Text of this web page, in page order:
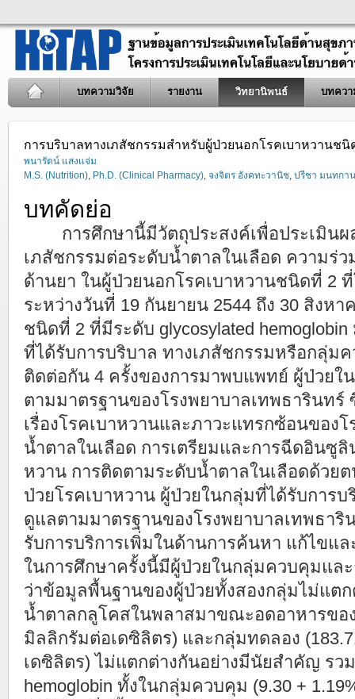
บทความวิจัย รายงาน วิทยานิพนธ์ บทควา
การบริบาลทางเภสัชกรรมสำหรับผู้ป่วยนอกโรคเบาหวานช
พนารัตน์ แสงแจ่ม
M.S. (Nutrition), Ph.D. (Clinical Pharmacy), จงจิตร อังคทะวานิช, ปรีชา มนทกา
บทคัดย่อ
การศึกษานี้มีวัตถุประสงค์เพื่อประเมินผ
เภสัชกรรมต่อระดับน้ำตาลในเลือด ความร่
ด้านยา ในผู้ป่วยนอกโรคเบาหวานชนิดที่ 2
ระหว่างวันที่ 19 กันยายน 2544 ถึง 30 สิงห
ชนิดที่ 2 ที่มีระดับ glycosylated
ที่ได้รับการบริบาล ทางเภสัชกรรมหรือกลุ่ม
ติดต่อกัน 4 ครั้งของการมาพบแพทย์ ผู้ป่วยใ
ตามมาตรฐานของโรงพยาบาลเทพธารินทร์
เรื่องโรคเบาหวานและภาวะแทรกซ้อนของ
น้ำตาลในเลือด การเตรียมและการฉีดอินซู
หวาน การติดตามระดับน้ำตาลในเลือดด้วย
ป่วยโรคเบาหวาน ผู้ป่วยในกลุ่มที่ได้รับการ
ดูแลตามมาตรฐานของโรงพยาบาลเทพธา
รับการบริการเพิ่มในด้านการค้นหา แก้ไขแ
ในการศึกษาครั้งนี้มีผู้ป่วยในกลุ่มควบคุมแล
ว่าข้อมูลพื้นฐานของผู้ป่วยทั้งสองกลุ่มไม่แต
น้ำตาลกลูโคสในพลาสมาขณะอดอาหารขอ
มิลลิกรัมต่อเดซิลิตร) และกลุ่มทดลอง
เดซิลิตร) ไม่แตกต่างกันอย่างมีนัยสำคัญ รว
hemoglobin ทั้งในกลุ่มควบคุม (9.30 +